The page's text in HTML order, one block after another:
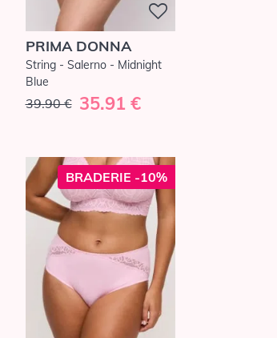
PRIMA DONNA
String - Salerno - Midnight
Blue
39.90 € 35.91 €
BRADERIE -10%